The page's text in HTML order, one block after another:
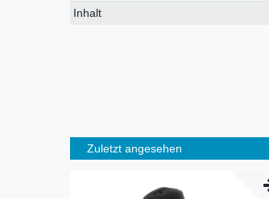
Inhalt
Zuletzt angesehen